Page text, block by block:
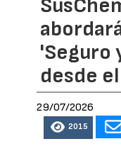
'Seguro
desde
29/07/2026
2015